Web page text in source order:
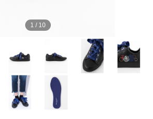
1 / 10